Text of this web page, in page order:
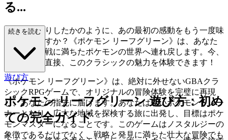
る...
で時が逆戻りしたかのように、あの最初の感動をもう一度味
わいたいですか？《ポケモン リーフグリーン》は、あなた
を奇跡と挑戦に満ちたポケモンの世界へ連れ戻します。今、
ブラウザで直接、このクラシックの魅力を体験できます！
《ポケモン リーフグリーン》は、絶対に外せないGBAクラ
シックRPGゲームで、オリジナルの冒険体験を完璧に再現
し、あなたの指先に届けます。あなたは若いポケモントレー
ナーとなり、広大な地域を探検する旅に出発し、目標はポケ
モンマスターになることです。このゲームはノスタルジーの
象徴であるだけでなく、戦略と発見に満ちた壮大な冒険でも
続きを読む
遊び方
ポケモン リーフグリーン 遊び方：初め
ての完全ガイド